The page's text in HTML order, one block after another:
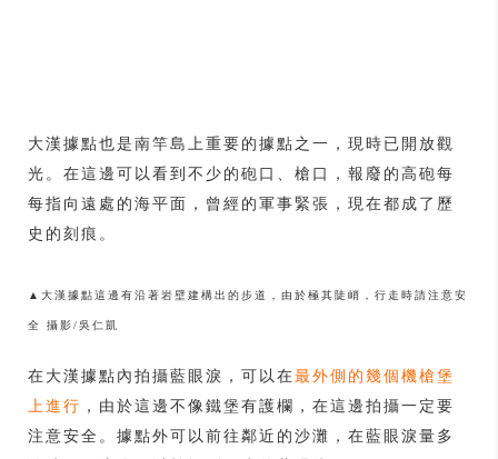
大漢據點也是南竿島上重要的據點之一，現時已開放觀
光。在這邊可以看到不少的砲口、槍口，報廢的高砲每
每指向遠處的海平面，曾經的軍事緊張，現在都成了歷
史的刻痕。
▲大漢據點這邊有沿著岩壁建構出的步道，由於極其陡峭，行走時請注意安
全 攝影/吳仁凱
在大漢據點內拍攝藍眼淚，可以在最外側的幾個機槍堡
上進行 ，由於這邊不像鐵堡有護欄，在這邊拍攝一定要
注意安全。據點外可以前往鄰近的沙灘，在藍眼淚量多